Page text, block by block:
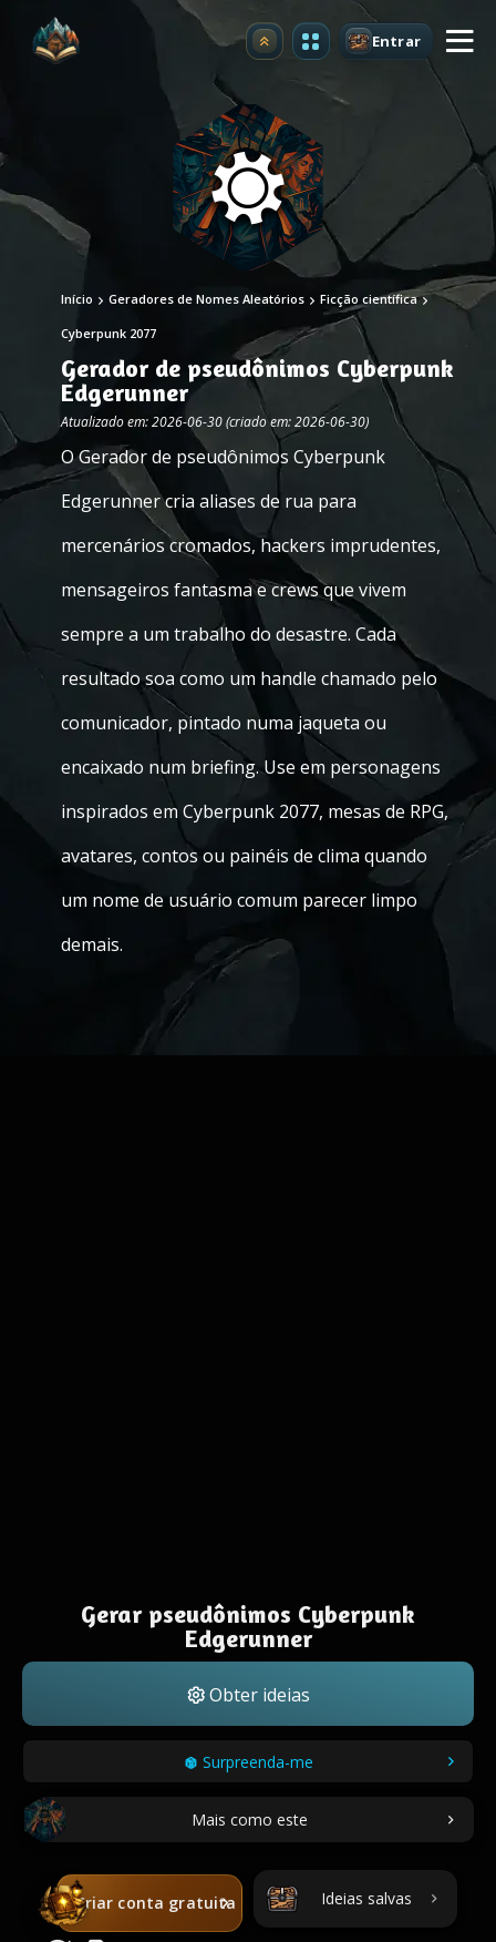
Atualizar Entrar
Início Geradores de Nomes Aleatórios Ficção científica
Cyberpunk 2077
Gerador de pseudônimos Cyberpunk
Edgerunner
Atualizado em: 2026-06-30 (criado em: 2026-06-30)
O Gerador de pseudônimos Cyberpunk
Edgerunner cria aliases de rua para
mercenários cromados, hackers imprudentes,
mensageiros fantasma e crews que vivem
sempre a um trabalho do desastre. Cada
resultado soa como um handle chamado pelo
comunicador, pintado numa jaqueta ou
encaixado num briefing. Use em personagens
inspirados em Cyberpunk 2077, mesas de RPG,
avatares, contos ou painéis de clima quando
um nome de usuário comum parecer limpo
demais.
Gerar pseudônimos Cyberpunk
Edgerunner
Obter ideias
Surpreenda-me
Mais como este
Criar conta gratuita Ideias salvas